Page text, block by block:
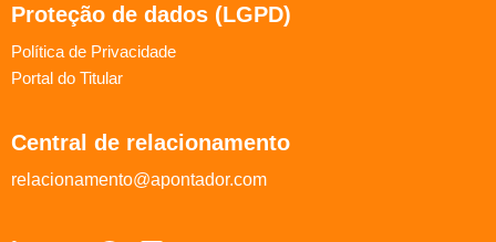
Proteção de dados (LGPD)
Política de Privacidade
Portal do Titular
Central de relacionamento
relacionamento@apontador.com